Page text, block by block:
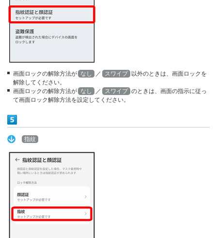
画面ロックの解除方法が なし ／ スワイプ
以外のときは、画面ロックを
解除してください。
画面ロックの解除方法が なし ／ スワイプ のときは、画面の指示に従っ
て画面ロック解除方法を設定してください。
指紋